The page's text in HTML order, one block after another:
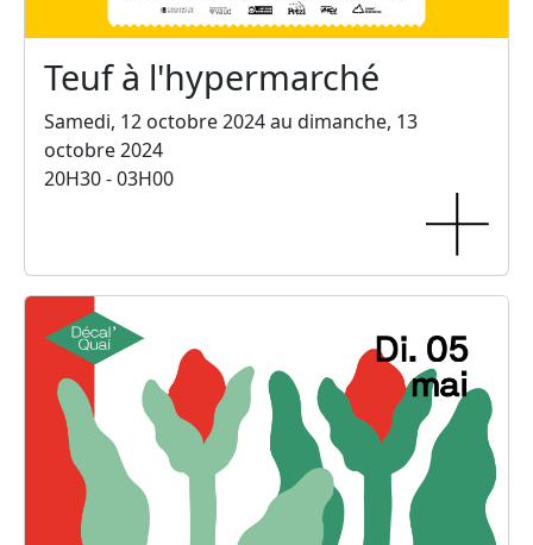
Teuf à l'hypermarché
Samedi, 12 octobre 2024 au dimanche, 13
octobre 2024
20H30 - 03H00